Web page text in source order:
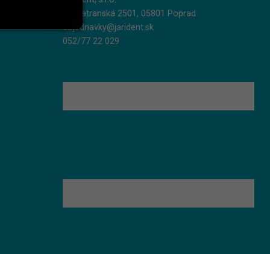
Podtatranská 2501, 05801 Poprad
objednavky@jarident.sk
052/77 22 029